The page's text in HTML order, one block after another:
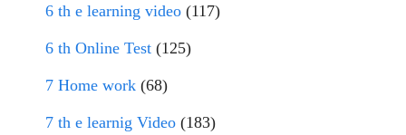
6 th e learning video (117)
6 th Online Test (125)
7 Home work (68)
7 th e learnig Video (183)